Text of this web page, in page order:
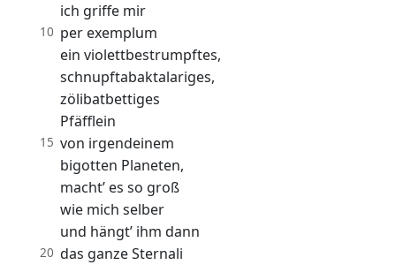
ich griffe mir
10 per exemplum
ein violettbestrumpftes,
schnupftabaktalariges,
zölibatbettiges
Pfäfflein
15 von irgendeinem
bigotten Planeten,
macht’ es so groß
wie mich selber
und hängt’ ihm dann
20 das ganze Sternali